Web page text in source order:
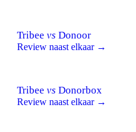
Tribee vs Donoor
Review naast elkaar →
Tribee vs Donorbox
Review naast elkaar →